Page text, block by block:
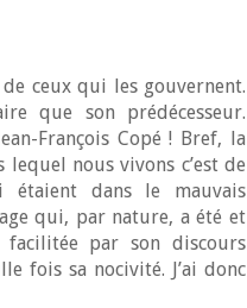
ceux qui les gouvernent.
que son prédécesseur.
François Copé ! Bref, la
nous vivons c’est de
étaient dans le mauvais
qui, par nature, a été et
par son discours
fois sa nocivité. J’ai donc